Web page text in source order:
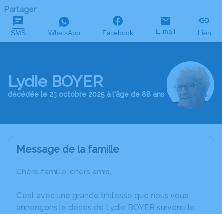
Partager
SMS WhatsApp Facebook E-mail Lien
Lydie BOYER
décédée le 23 octobre 2025 à l'âge de 88 ans
Message de la famille
Chère famille, chers amis,
C’est avec une grande tristesse que nous vous
annonçons le décès de Lydie BOYER survenu le